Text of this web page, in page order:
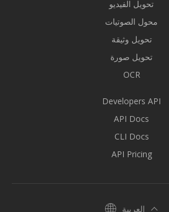
تحويل الفيديو
محول الصوتيات
تحويل وثيقة
تحويل صورة
OCR
Developers API
API Docs
CLI Docs
API Pricing
العربية